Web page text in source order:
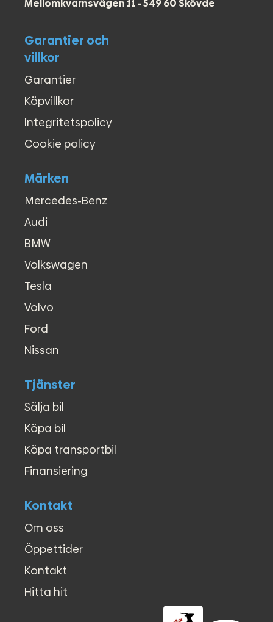
●Airbag förare
●Airbag passagerare fram
●Centrallås (fjärrstyrt)
●Elfönsterhissar (fram)
En ägare
●Extraljus
●Färddator
Full ståhöjd
●Motorvärmare
●Multifunktionsratt
●P.Värmare fjärrstyrd
●P.Värmare tidur
●Parkeringsvärmare
●Rattvärme
●Regnsensor
● Servostyrning
●Start-/stoppfunktion
●Stereo
● Stol med utdragbar framdel
● Svensksåld
●Sätesvärme - Förarstol
●USB-uttag
●Yttertemperaturmätare
●Leasing / Leasa bil
●Servicebuss / Servicebil
●L3H2 / L3 H2
●Dubbla dörrar
●Budbil / Bud transport
●Långa skåpet
●Inredd / Inredning
Mellomkvarnsvägen 11 - 549 60 Skövde
Garantier och
villkor
Garantier
Köpvillkor
Integritetspolicy
Cookie policy
Märken
Mercedes-Benz
Audi
BMW
Volkswagen
Tesla
Volvo
Ford
Nissan
Tjänster
Sälja bil
Köpa bil
Köpa transportbil
Finansiering
Kontakt
Om oss
Öppettider
Kontakt
Hitta hit